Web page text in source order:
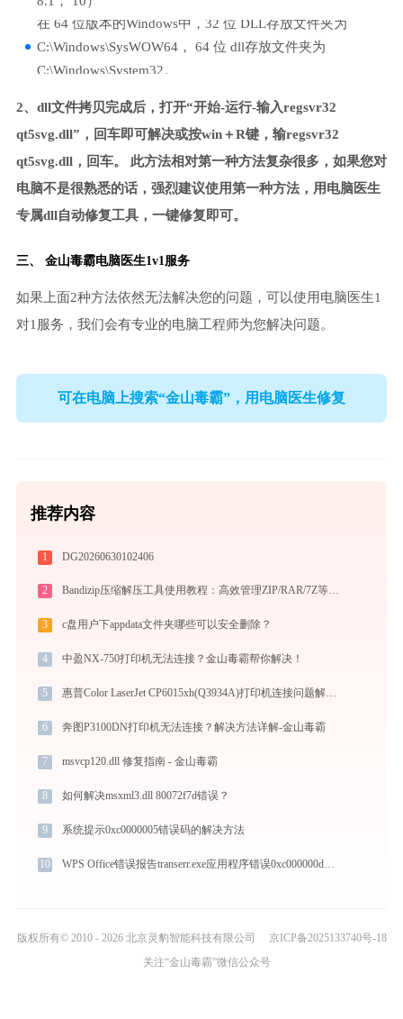
在 64 位版本的Windows中，32 位 DLL存放文件夹为
C:\Windows\SysWOW64， 64 位 dll存放文件夹为
C:\Windows\System32。
2、dll文件拷贝完成后，打开“开始-运行-输入regsvr32
qt5svg.dll”，回车即可解决或按win＋R键，输regsvr32
qt5svg.dll，回车。 此方法相对第一种方法复杂很多，如果您对
电脑不是很熟悉的话，强烈建议使用第一种方法，用电脑医生
专属dll自动修复工具，一键修复即可。
三、 金山毒霸电脑医生1v1服务
如果上面2种方法依然无法解决您的问题，可以使用电脑医生1
对1服务，我们会有专业的电脑工程师为您解决问题。
可在电脑上搜索“金山毒霸”，用电脑医生修复
推荐内容
1 DG20260630102406
2 Bandizip压缩解压工具使用教程：高效管理ZIP/RAR/7Z等30+格式的免费压缩神器
3 c盘用户下appdata文件夹哪些可以安全删除？
4 中盈NX-750打印机无法连接？金山毒霸帮你解决！
5 惠普Color LaserJet CP6015xh(Q3934A)打印机连接问题解决方法-金山毒霸
6 奔图P3100DN打印机无法连接？解决方法详解-金山毒霸
7 msvcp120.dll 修复指南 - 金山毒霸
8 如何解决msxml3.dll 80072f7d错误？
9 系统提示0xc0000005错误码的解决方法
10 WPS Office错误报告transerr.exe应用程序错误0xc000000d解决方法
版权所有© 2010 - 2026 北京灵豹智能科技有限公司
京ICP备2025133740号-18
关注“金山毒霸”微信公众号